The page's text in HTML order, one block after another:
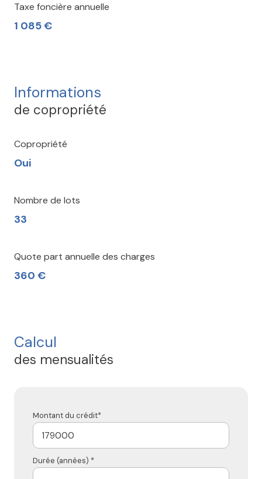
Taxe foncière annuelle
1 085 €
Informations
de copropriété
Copropriété
Oui
Nombre de lots
33
Quote part annuelle des charges
360 €
Calcul
des mensualités
Montant du crédit*
Durée (années) *